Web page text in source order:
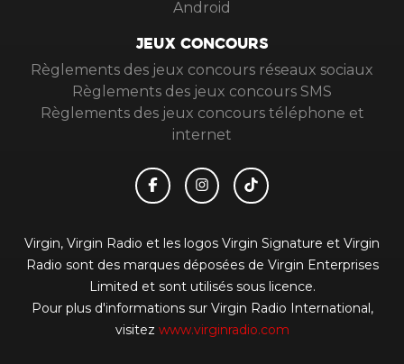
Android
JEUX CONCOURS
Règlements des jeux concours réseaux sociaux
Règlements des jeux concours SMS
Règlements des jeux concours téléphone et
internet
Virgin, Virgin Radio et les logos Virgin Signature et Virgin
Radio sont des marques déposées de Virgin Enterprises
Limited et sont utilisés sous licence.
Pour plus d'informations sur Virgin Radio International,
visitez www.virginradio.com